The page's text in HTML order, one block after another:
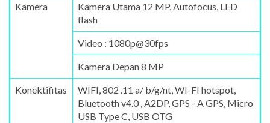
Kamera
Kamera Utama 12 MP, Autofocus, LED
flash
Video : 1080p@30fps
Kamera Depan 8 MP
Konektifitas
WIFI, 802 .11 a/ b/g/nt, WI-FI hotspot,
Bluetooth v4.0 , A2DP, GPS - A GPS, Micro
USB Type C, USB OTG